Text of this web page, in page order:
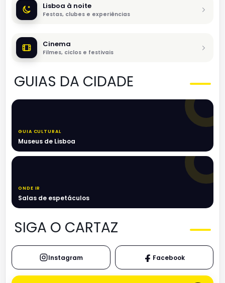
Lisboa à noite
Festas, clubes e experiências
Cinema
Filmes, ciclos e festivais
GUIAS DA CIDADE
GUIA CULTURAL
Museus de Lisboa
ONDE IR
Salas de espetáculos
SIGA O CARTAZ
Instagram Facebook